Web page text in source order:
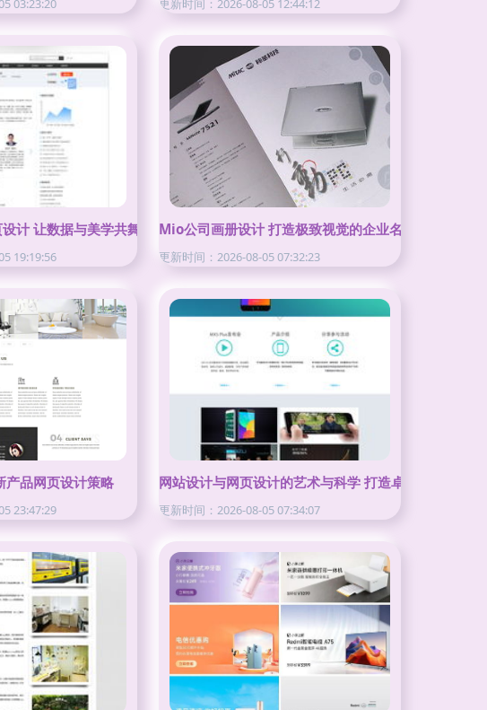
03:23:20 更新时间：2026-08-05 12:44:12
网络匠心实战解析
计 让数据与美学共舞
19:19:56
Mio公司画册设计 打造极致视觉的企业名片
更新时间：2026-08-05 07:32:23
产品网页设计策略
23:47:29
网站设计与网页设计的艺术与科学 打造卓越用户体验
更新时间：2026-08-05 07:34:07